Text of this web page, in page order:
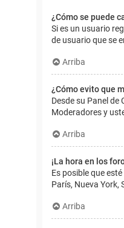
¿Cómo se puede
Si es un usuario
de usuario que se
Arriba
¿Cómo evito que
Desde su Panel
Moderadores y
Arriba
¡La hora en los
Es posible que
París, Nueva York,
Arriba